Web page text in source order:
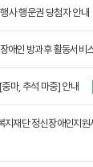
사 행운권 당첨자 안내
애인 방과후 활동서비
마, 추석 마중] 안내
재단 정신장애인지원